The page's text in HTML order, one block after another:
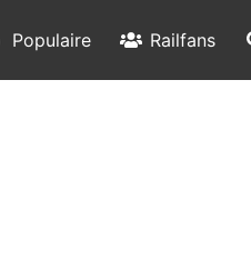
Populaire Railfans